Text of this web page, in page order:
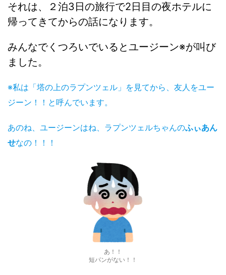
それは、２泊3日の旅行で2日目の夜ホテルに
帰ってきてからの話になります。
みんなでくつろいでいるとユージーン※が叫び
ました。
※私は「塔の上のラプンツェル」を見てから、友人をユー
ジーン！！と呼んでいます。
あのね、ユージーンはね、ラプンツェルちゃんのふぃあん
せなの！！！
あ！！
短パンがない！！